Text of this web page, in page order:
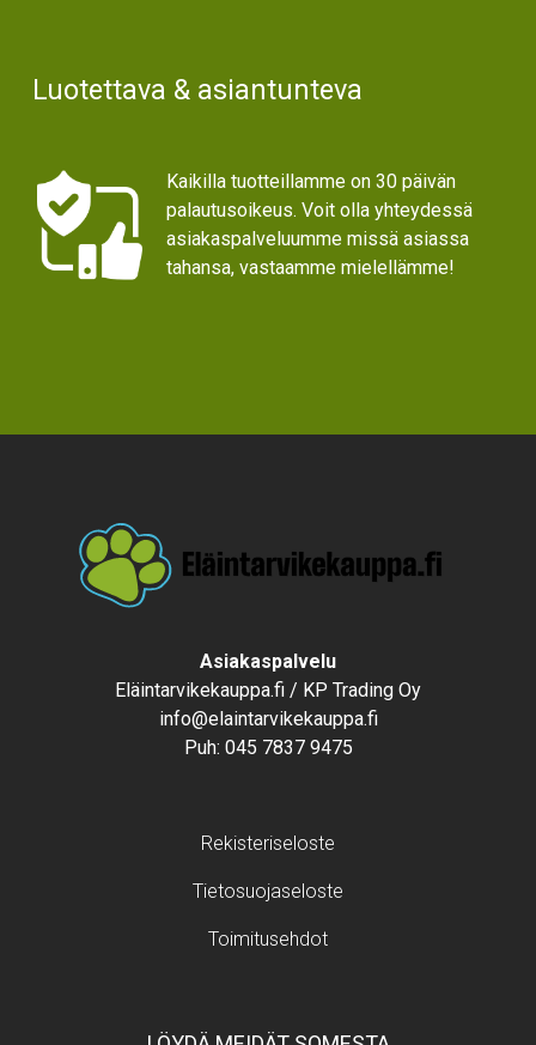
Luotettava & asiantunteva
Kaikilla tuotteillamme on 30 päivän
palautusoikeus. Voit olla yhteydessä
asiakaspalveluumme missä asiassa
tahansa, vastaamme mielellämme!
Asiakaspalvelu
Eläintarvikekauppa.fi / KP Trading Oy
info@elaintarvikekauppa.fi
Puh: 045 7837 9475
Rekisteriseloste
Tietosuojaseloste
Toimitusehdot